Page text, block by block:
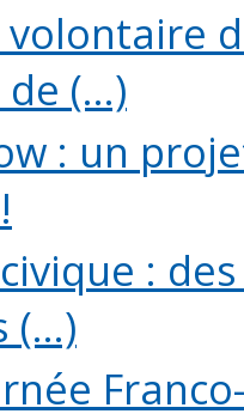
volontaire
(...)
: un
:
(...)